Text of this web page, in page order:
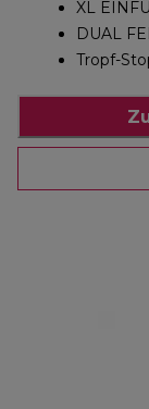
XL
DUAL
Tropf-